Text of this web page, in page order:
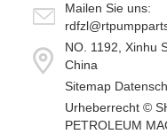
Mailen Sie uns:
NO. 1192, Xinhu
China
Sitemap
Urheberrecht ©
PETROLEUM